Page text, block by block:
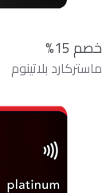
خصم 15%
ماستركارد بلاتينوم